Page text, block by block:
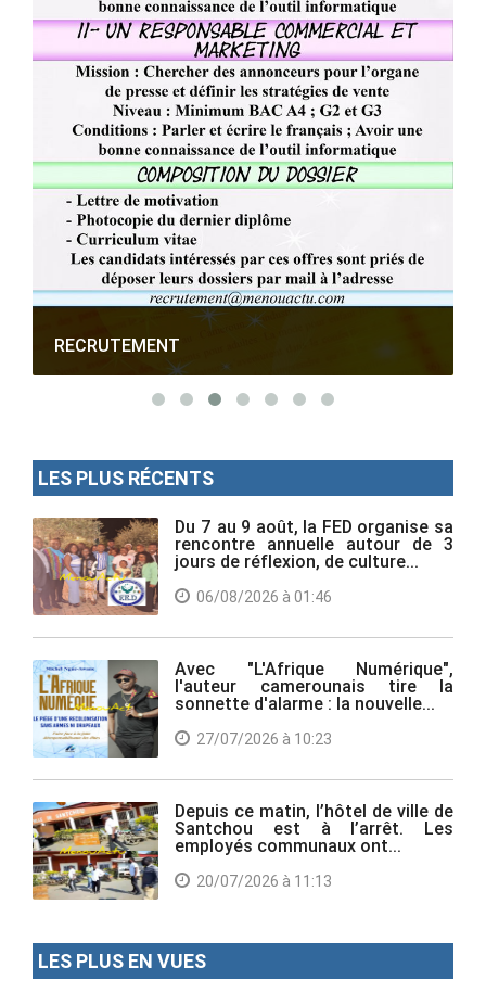
RECRUTEMENT
LES PLUS RÉCENTS
Du 7 au 9 août, la FED organise sa
rencontre annuelle autour de 3
jours de réflexion, de culture...
06/08/2026 à 01:46
Avec "L'Afrique Numérique",
l'auteur camerounais tire la
sonnette d'alarme : la nouvelle...
27/07/2026 à 10:23
Depuis ce matin, l’hôtel de ville de
Santchou est à l’arrêt. Les
employés communaux ont...
20/07/2026 à 11:13
LES PLUS EN VUES